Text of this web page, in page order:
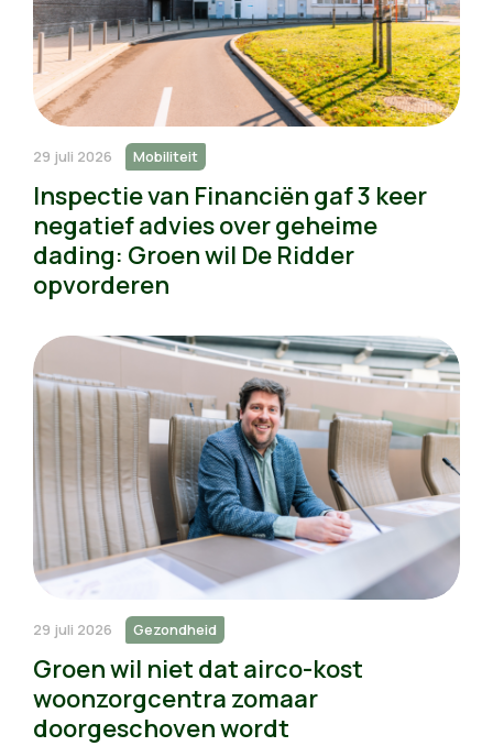
29 juli 2026 Mobiliteit
Inspectie van Financiën gaf 3 keer
negatief advies over geheime
dading: Groen wil De Ridder
opvorderen
29 juli 2026 Gezondheid
Groen wil niet dat airco-kost
woonzorgcentra zomaar
doorgeschoven wordt